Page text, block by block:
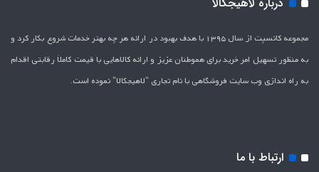
مجموعه کانسپت از سال 1395 با هدف بهبود در ارائه هر چه بهتر خدمات شروع بکار کرد و
به منظور تسهیل امر خرید برای هموطنان عزیز و ارائه کالاهایی با قیمت کاملاَ رقابتی اقدام
به راه اندازی وب سایت فروشگاهی با نام تجاری "لاهیج­کالا" نموده است.
ارتباط با ما